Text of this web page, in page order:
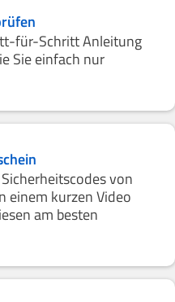
für-Schritt Anleitung
Sie einfach nur
von
einem kurzen Video
am besten